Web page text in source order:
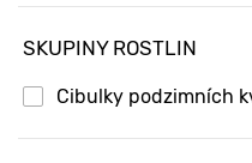
SKUPINY ROSTLIN
Cibulky podzimních